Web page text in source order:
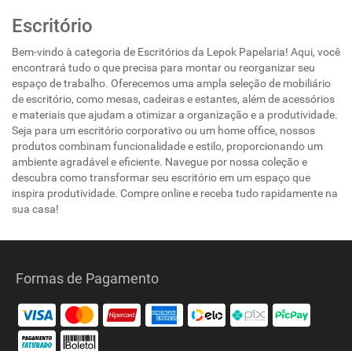
Escritório
Bem-vindo à categoria de Escritórios da Lepok Papelaria! Aqui, você
encontrará tudo o que precisa para montar ou reorganizar seu
espaço de trabalho. Oferecemos uma ampla seleção de mobiliário
de escritório, como mesas, cadeiras e estantes, além de acessórios
e materiais que ajudam a otimizar a organização e a produtividade.
Seja para um escritório corporativo ou um home office, nossos
produtos combinam funcionalidade e estilo, proporcionando um
ambiente agradável e eficiente. Navegue por nossa coleção e
descubra como transformar seu escritório em um espaço que
inspira produtividade. Compre online e receba tudo rapidamente na
sua casa!
Formas de Pagamento